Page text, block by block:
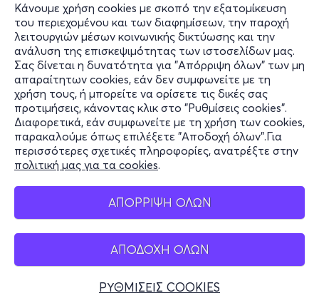
Κάνουμε χρήση cookies με σκοπό την εξατομίκευση
του περιεχομένου και των διαφημίσεων, την παροχή
λειτουργιών μέσων κοινωνικής δικτύωσης και την
ανάλυση της επισκεψιμότητας των ιστοσελίδων μας.
Σας δίνεται η δυνατότητα για "Απόρριψη όλων" των μη
απαραίτητων cookies, εάν δεν συμφωνείτε με τη
χρήση τους, ή μπορείτε να ορίσετε τις δικές σας
προτιμήσεις, κάνοντας κλικ στο "Ρυθμίσεις cookies".
Διαφορετικά, εάν συμφωνείτε με τη χρήση των cookies,
παρακαλούμε όπως επιλέξετε "Αποδοχή όλων".Για
περισσότερες σχετικές πληροφορίες, ανατρέξτε στην
πολιτική μας για τα cookies.
ΑΠΟΡΡΙΨΗ ΟΛΩΝ
ΑΠΟΔΟΧΗ ΟΛΩΝ
ΡΥΘΜΙΣΕΙΣ COOKIES
Πληροφορίες
Υποστήριξη
Stay Connected
Mobile app